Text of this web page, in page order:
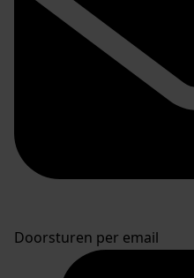
Doorsturen per email